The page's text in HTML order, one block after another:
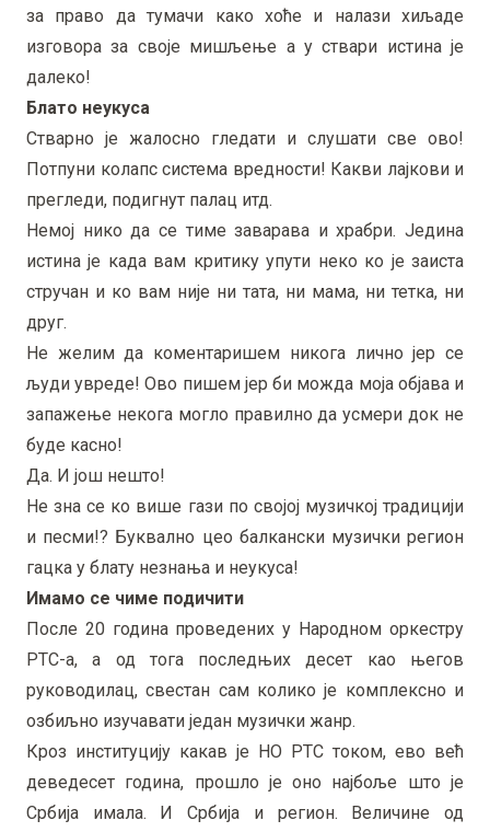
за право да тумачи како хоће и налази хиљаде
изговора за своје мишљење а у ствари истина је
далеко!
Блато неукуса
Стварно је жалосно гледати и слушати све ово!
Потпуни колапс система вредности! Какви лајкови и
прегледи, подигнут палац итд.
Немој нико да се тиме заварава и храбри. Једина
истина је када вам критику упути неко ко је заиста
стручан и ко вам није ни тата, ни мама, ни тетка, ни
друг.
Не желим да коментаришем никога лично јер се
људи увреде! Ово пишем јер би можда моја објава и
запажење некога могло правилно да усмери док не
буде касно!
Да. И још нешто!
Не зна се ко више гази по својој музичкој традицији
и песми!? Буквално цео балкански музички регион
гацка у блату незнања и неукуса!
Имамо се чиме подичити
После 20 година проведених у Народном оркестру
РТС-а, а од тога последњих десет као његов
руководилац, свестан сам колико је комплексно и
озбиљно изучавати један музички жанр.
Кроз институцију какав је НО РТС током, ево већ
деведесет година, прошло је оно најбоље што је
Србија имала. И Србија и регион. Величине од